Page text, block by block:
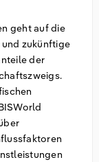
geht auf die
zukünftige
der